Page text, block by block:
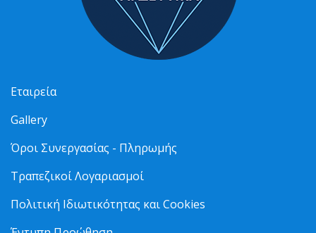
Εταιρεία
Gallery
Όροι Συνεργασίας - Πληρωμής
Τραπεζικοί Λογαριασμοί
Πολιτική Ιδιωτικότητας και Cookies